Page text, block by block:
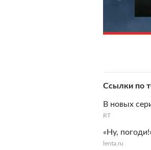
Ссылки по
В новых
RT
«Ну,
lenta.ru